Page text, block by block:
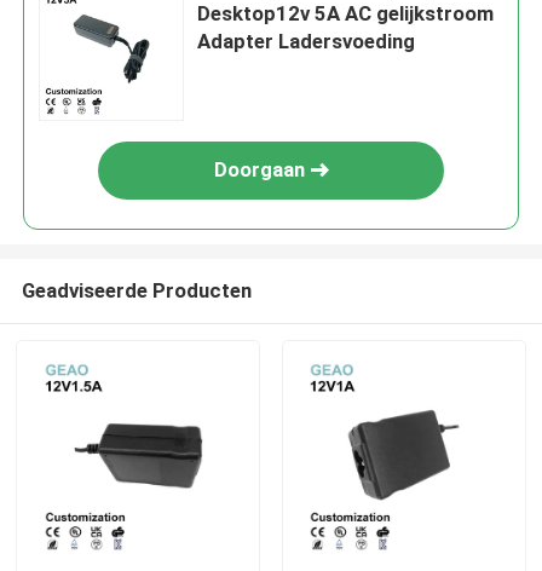
Desktop12v 5A AC gelijkstroom
Adapter Ladersvoeding
Doorgaan
Geadviseerde Producten